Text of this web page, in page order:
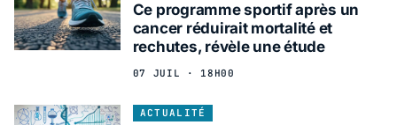
Ce programme sportif après un
cancer réduirait mortalité et
rechutes, révèle une étude
07 JUIL · 18H00
ACTUALITÉ